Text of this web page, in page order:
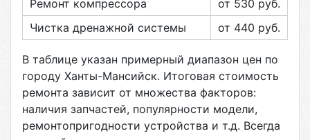
Ремонт компрессора
от 530 руб.
Чистка дренажной системы
от 440 руб.
В таблице указан примерный диапазон цен по
городу Ханты-Мансийск. Итоговая стоимость
ремонта зависит от множества факторов:
наличия запчастей, популярности модели,
ремонтопригодности устройства и т.д. Всегда